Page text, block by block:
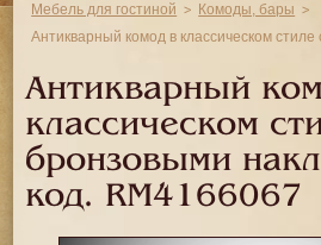
Мебель для гостиной
Комоды, бары
Антикварный комод в классическом
Антикварный
классическом
бронзовыми
код. RM4166067